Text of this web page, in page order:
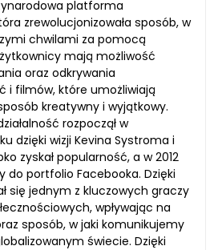
platforma
zrewolucjonizowała sposób, w
chwilami za pomocą
mają możliwość
oraz odkrywania
i filmów, które umożliwiają
kreatywny i wyjątkowy.
rozpoczął w
dzięki wizji Kevina Systroma i
zyskał popularność, a w 2012
do portfolio Facebooka. Dzięki
się jednym z kluczowych graczy
wpływając na
sposób, w jaki komunikujemy
świecie. Dzięki